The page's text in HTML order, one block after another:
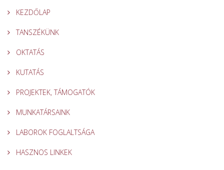
KEZDŐLAP
TANSZÉKÜNK
OKTATÁS
KUTATÁS
PROJEKTEK, TÁMOGATÓK
MUNKATÁRSAINK
LABOROK FOGLALTSÁGA
HASZNOS LINKEK